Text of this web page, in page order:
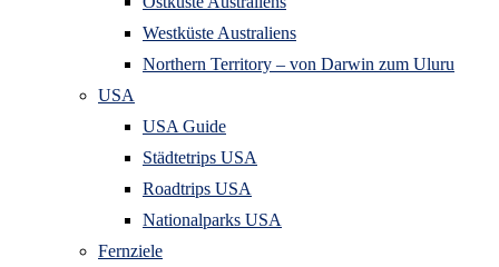
Westküste Australiens
Northern Territory – von Darwin zum Uluru
USA
USA Guide
Städtetrips USA
Roadtrips USA
Nationalparks USA
Fernziele